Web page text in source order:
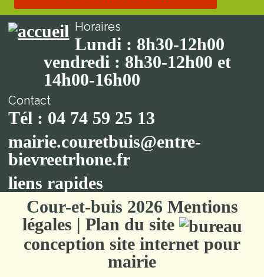
Horaires
Lundi : 8h30-12h00
vendredi : 8h30-12h00 et
14h00-16h00
Contact
Tél : 04 74 59 25 13
mairie.couretbuis@entre-
bievreetrhone.fr
liens rapides
Cour-et-buis 2026 Mentions
légales | Plan du site
conception site internet pour
mairie